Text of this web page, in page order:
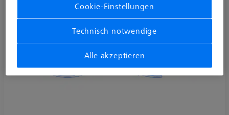
Cookie-Einstellungen
Technisch notwendige
Alle akzeptieren